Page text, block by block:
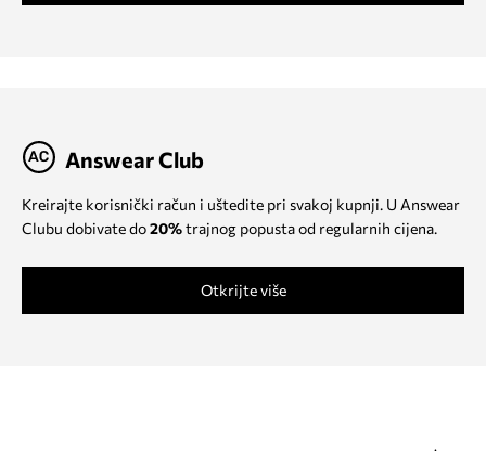
Answear Club
Kreirajte korisnički račun i uštedite pri svakoj kupnji. U Answear
Clubu dobivate do20%trajnog popusta od regularnih cijena.
Otkrijte više